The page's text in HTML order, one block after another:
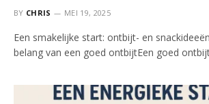
BY CHRIS MEI 19, 2025
Een smakelijke start: ontbijt- en
belang van een goed ontbijtEen goed